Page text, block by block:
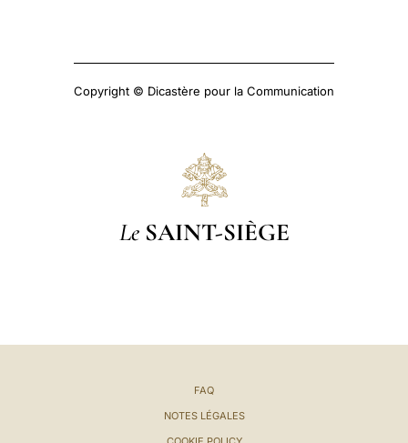
Copyright © Dicastère pour la Communication
Le SAINT-SIÈGE
FAQ
NOTES LÉGALES